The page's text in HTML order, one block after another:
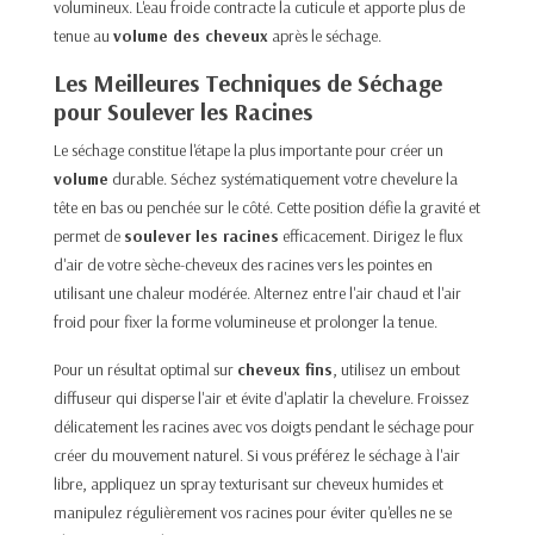
volumineux. L'eau froide contracte la cuticule et apporte plus de
tenue au volume des cheveux après le séchage.
Les Meilleures Techniques de Séchage
pour Soulever les Racines
Le séchage constitue l'étape la plus importante pour créer un
volume durable. Séchez systématiquement votre chevelure la
tête en bas ou penchée sur le côté. Cette position défie la gravité et
permet de soulever les racines efficacement. Dirigez le flux
d'air de votre sèche-cheveux des racines vers les pointes en
utilisant une chaleur modérée. Alternez entre l'air chaud et l'air
froid pour fixer la forme volumineuse et prolonger la tenue.
Pour un résultat optimal sur cheveux fins, utilisez un embout
diffuseur qui disperse l'air et évite d'aplatir la chevelure. Froissez
délicatement les racines avec vos doigts pendant le séchage pour
créer du mouvement naturel. Si vous préférez le séchage à l'air
libre, appliquez un spray texturisant sur cheveux humides et
manipulez régulièrement vos racines pour éviter qu'elles ne se